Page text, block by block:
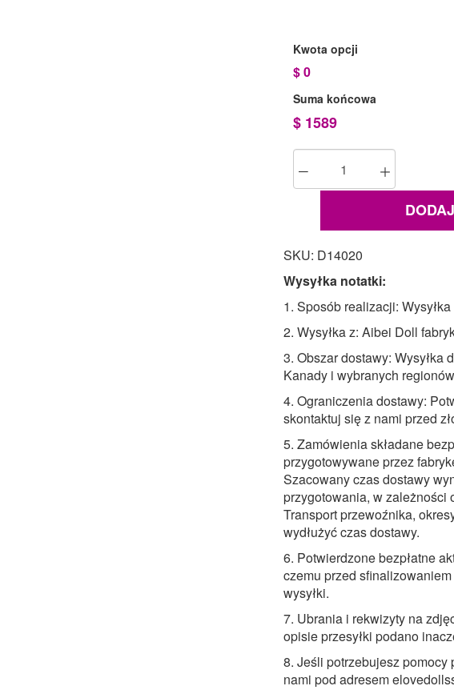
Kwota opcji
$0
Suma końcowa
$ 1589
SKU: D14020
Wysyłka notatki:
1. Sposób realizacji:
2. Wysyłka z: Aibei Doll
3. Obszar dostawy: Wysyłka
Kanady i wybranych
4. Ograniczenia dostawy:
skontaktuj się z nami przed
5. Zamówienia składane
przygotowywane przez
Szacowany czas dostawy
przygotowania, w zależności
Transport przewoźnika,
wydłużyć czas dostawy.
6. Potwierdzone bezpłatne
czemu przed
wysyłki.
7. Ubrania i rekwizyty na
opisie przesyłki podano
8. Jeśli potrzebujesz pomocy
nami pod adresem